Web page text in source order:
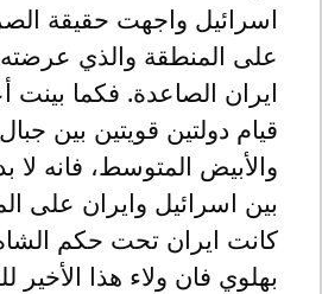
اسرائيل واجهت حقيقة
على المنطقة والذي عرضته
ايران الصاعدة. فكما بينت
قيام دولتين قويتين بين
والأبيض المتوسط، فانه
بين اسرائيل وايران على
كانت ايران تحت حكم
بهلوي فان ولاء هذا الأخير